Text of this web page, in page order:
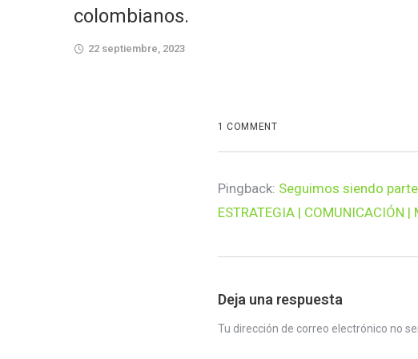
colombianos.
22 septiembre, 2023
1 COMMENT
Pingback: Seguimos siendo
ESTRATEGIA | COMUNICACIÓN |
Deja una respuesta
Tu dirección de correo electrónico no